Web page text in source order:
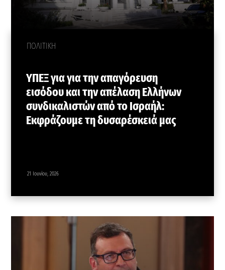
ΠΟΛΙΤΙΚΗ
ΥΠΕΞ για για την απαγόρευση
εισόδου και την απέλαση Ελλήνων
συνδικαλιστών από το Ισραήλ:
Εκφράζουμε τη δυσαρέσκειά μας
21 Ιουνίου, 2026